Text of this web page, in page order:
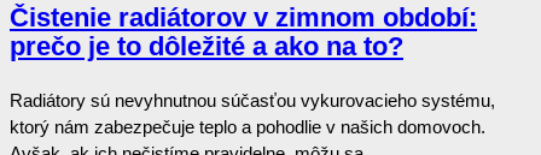
Čistenie radiátorov v zimnom období:
prečo je to dôležité a ako na to?
Radiátory sú nevyhnutnou súčasťou vykurovacieho systému,
ktorý nám zabezpečuje teplo a pohodlie v našich domovoch.